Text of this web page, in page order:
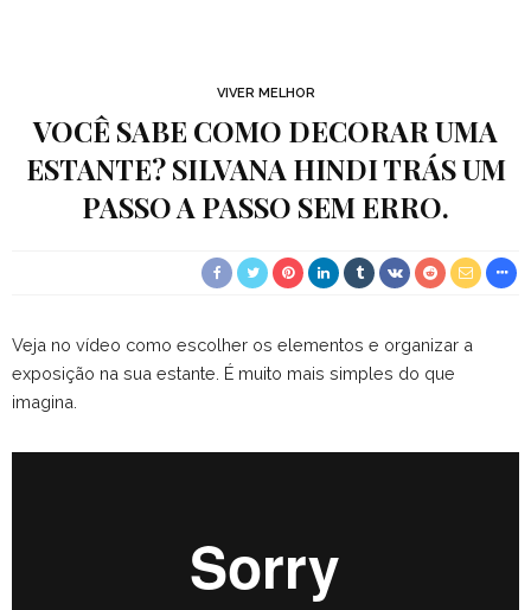
VIVER MELHOR
VOCÊ SABE COMO DECORAR UMA
ESTANTE? SILVANA HINDI TRÁS UM
PASSO A PASSO SEM ERRO.
Veja no vídeo como escolher os elementos e organizar a
exposição na sua estante. É muito mais simples do que
imagina.